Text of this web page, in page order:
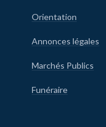
Orientation
Annonces légales
Marchés Publics
Funéraire